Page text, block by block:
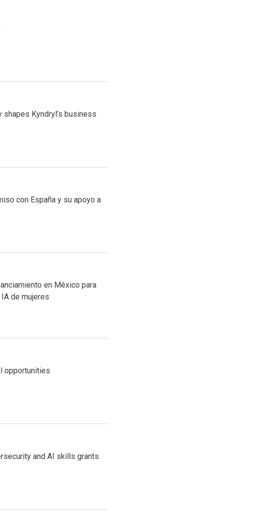
shapes Kyndryl’s business
con España y su apoyo a
en México para
de mujeres
opportunities
and AI skills grants